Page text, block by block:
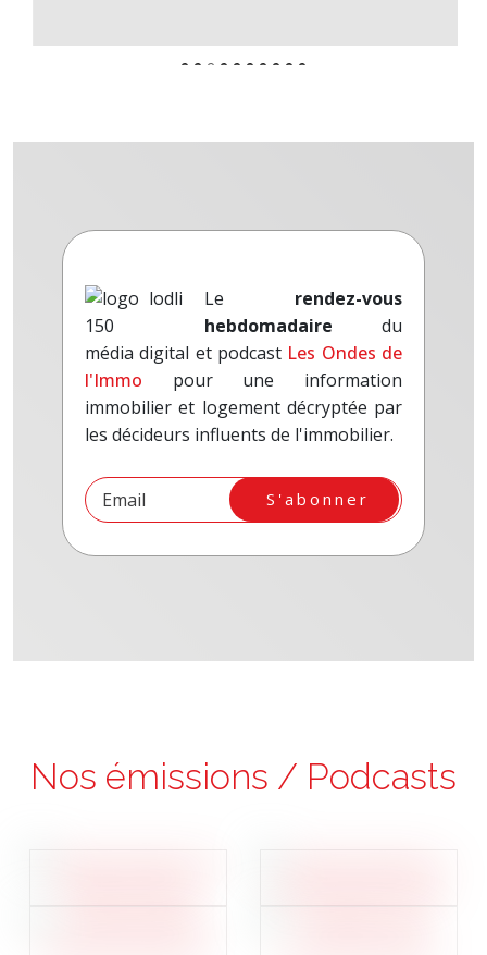
Le rendez-vous
hebdomadaire du
média digital et podcast Les Ondes de
l'Immo pour une information
immobilier et logement décryptée par
les décideurs influents de l'immobilier.
S'abonner
Nos émissions / Podcasts